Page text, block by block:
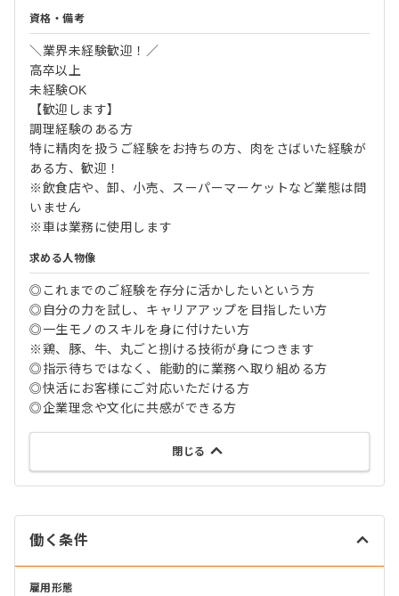
資格・備考
＼業界未経験歓迎！／
高卒以上
未経験OK
【歓迎します】
調理経験のある方
特に精肉を扱うご経験をお持ちの方、肉をさばいた経験が
ある方、歓迎！
※飲食店や、卸、小売、スーパーマーケットなど業態は問
いません
※車は業務に使用します
求める人物像
◎これまでのご経験を存分に活かしたいという方
◎自分の力を試し、キャリアアップを目指したい方
◎一生モノのスキルを身に付けたい方
※鶏、豚、牛、丸ごと捌ける技術が身につきます
◎指示待ちではなく、能動的に業務へ取り組める方
◎快活にお客様にご対応いただける方
◎企業理念や文化に共感ができる方
閉じる
働く条件
雇用形態